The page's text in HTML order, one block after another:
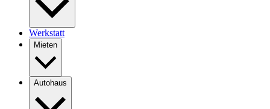
Werkstatt
Mieten
Autohaus